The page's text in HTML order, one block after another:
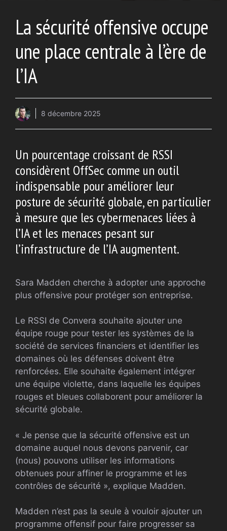
La sécurité offensive occupe
une place centrale à l’ère de
l’IA
8 décembre 2025
Un pourcentage croissant de RSSI
considèrent OffSec comme un outil
indispensable pour améliorer leur
posture de sécurité globale, en particulier
à mesure que les cybermenaces liées à
l’IA et les menaces pesant sur
l’infrastructure de l’IA augmentent.
Sara Madden cherche à adopter une approche
plus offensive pour protéger son entreprise.
Le RSSI de Convera souhaite ajouter une
équipe rouge pour tester les systèmes de la
société de services financiers et identifier les
domaines où les défenses doivent être
renforcées. Elle souhaite également intégrer
une équipe violette, dans laquelle les équipes
rouges et bleues collaborent pour améliorer la
sécurité globale.
« Je pense que la sécurité offensive est un
domaine auquel nous devons parvenir, car
(nous) pouvons utiliser les informations
obtenues pour affiner le programme et les
contrôles de sécurité », explique Madden.
Madden n’est pas la seule à vouloir ajouter un
programme offensif pour faire progresser sa